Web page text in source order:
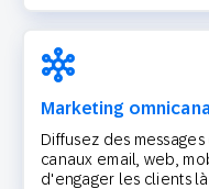
Marketing
Diffusez des
canaux email, web,
d'engager les clients